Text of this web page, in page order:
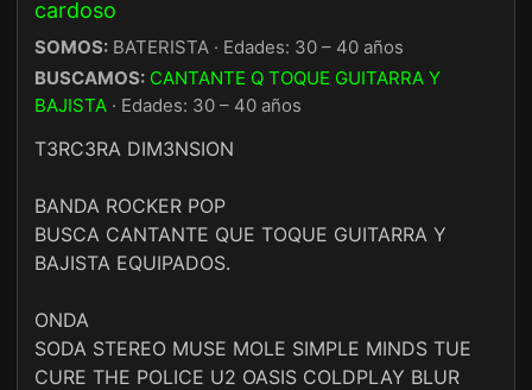
cardoso
SOMOS: BATERISTA · Edades: 30 – 40 años
BUSCAMOS: CANTANTE Q TOQUE GUITARRA Y
BAJISTA · Edades: 30 – 40 años
T3RC3RA DIM3NSION
BANDA ROCKER POP
BUSCA CANTANTE QUE TOQUE GUITARRA Y
BAJISTA EQUIPADOS.
ONDA
SODA STEREO MUSE MOLE SIMPLE MINDS TUE
CURE THE POLICE U2 OASIS COLDPLAY BLUR